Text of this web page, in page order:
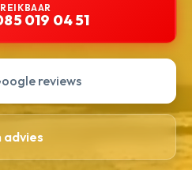
019 04 51
reviews